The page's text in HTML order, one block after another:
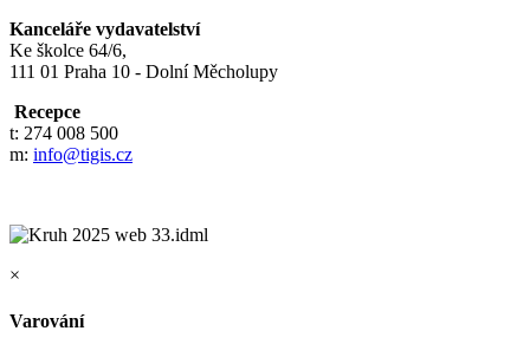
Kanceláře vydavatelství
Ke školce 64/6,
111 01 Praha 10 - Dolní Měcholupy
Recepce
t: 274 008 500
m: info@tigis.cz
×
Varování